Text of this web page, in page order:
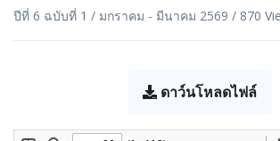
ปีที่ 6 ฉบับที่ 1 / มกราคม - มีนาคม 2569 / 870
ดาว์นโหลดไฟล์